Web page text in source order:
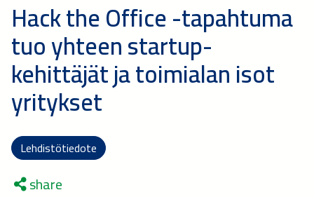
Hack the Office -tapahtuma
tuo yhteen startup-
kehittäjät ja toimialan isot
yritykset
Lehdistötiedote
share